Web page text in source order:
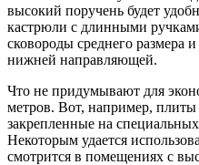
высокий поручень будет
кастрюли с длинными
сковороды среднего размера
нижней направляющей.
Что не придумывают для
метров. Вот, например, плиты
закрепленные на
Некоторым удается
смотрится в помещениях с